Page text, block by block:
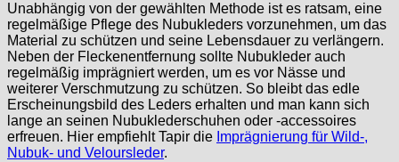
Unabhängig von der gewählten Methode ist es ratsam, eine
regelmäßige Pflege des Nubukleders vorzunehmen, um das
Material zu schützen und seine Lebensdauer zu verlängern.
Neben der Fleckenentfernung sollte Nubukleder auch
regelmäßig imprägniert werden, um es vor Nässe und
weiterer Verschmutzung zu schützen. So bleibt das edle
Erscheinungsbild des Leders erhalten und man kann sich
lange an seinen Nubuklederschuhen oder -accessoires
erfreuen. Hier empfiehlt Tapir die Imprägnierung für Wild-,
Nubuk- und Veloursleder.